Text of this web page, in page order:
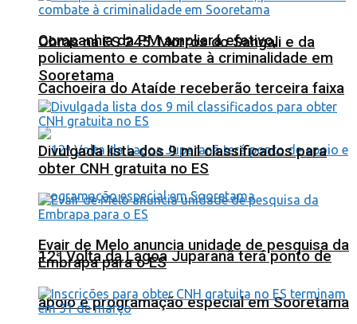
Obras na ES 245: Morros do Sangali e da
Cachoeira do Ataíde receberão terceira faixa
12ª Volta da Lagoa Juparanã terá ponto de
apoio e programação especial em Sooretama
Companhia da PM ampliará efetivo,
policiamento e combate à criminalidade em
Sooretama
Divulgada lista dos 9 mil classificados para
obter CNH gratuita no ES
Evair de Melo anuncia unidade de pesquisa da
Embrapa para o ES